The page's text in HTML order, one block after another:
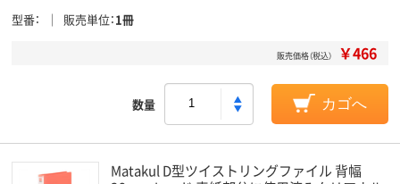
型番 販売単位 1冊
販売価格（税込） ￥466
数量 カゴへ
Matakul D型ツイストリングファイル 背幅